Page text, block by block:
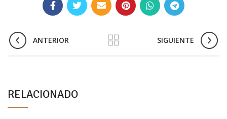
ANTERIOR SIGUIENTE
RELACIONADO